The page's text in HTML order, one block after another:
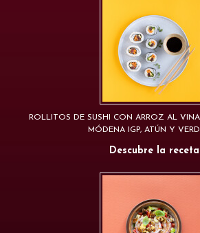
ROLLITOS DE SUSHI CON ARROZ AL
MÓDENA IGP, ATÚN Y
Descubre la receta